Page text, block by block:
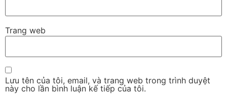
Trang web
Lưu tên của tôi, email, và trang web trong trình duyệt
này cho lần bình luận kế tiếp của tôi.